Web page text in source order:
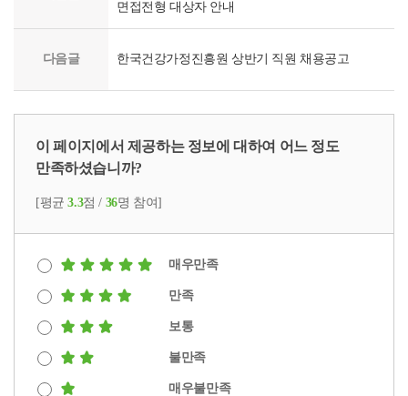
면접전형 대상자 안내
다음글 한국건강가정진흥원 상반기 직원 채용공고
이 페이지에서 제공하는 정보에 대하여 어느 정도
만족하셨습니까?
[평균3.3점 / 36명 참여]
매우만족
만족
보통
불만족
매우불만족